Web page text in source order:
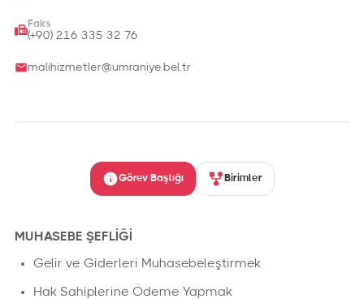
Faks
(+90) 216 335 32 76
malihizmetler@umraniye.bel.tr
Görev Başlığı Birimler
MUHASEBE ŞEFLİĞİ
Gelir ve Giderleri Muhasebeleştirmek
Hak Sahiplerine Ödeme Yapmak